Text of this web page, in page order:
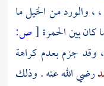
، والورد من الخيل ما
كان بين الحمرة[ص:
وقد جزم بعدم كراهة
رضي الله عنه . وذلك